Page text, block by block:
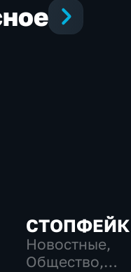
СТОПФЕЙК
Новостные,
Общество,